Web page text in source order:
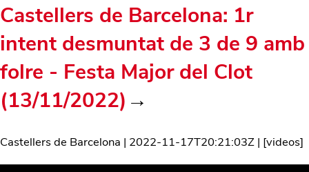
Castellers de Barcelona: 1r
intent desmuntat de 3 de 9 amb
folre - Festa Major del Clot
(13/11/2022) →
Castellers de Barcelona | 2022-11-17T20:21:03Z | [videos]